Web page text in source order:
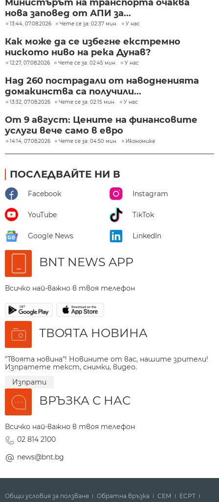
Министърът на транспорта очаква
нова заповед от АПИ за...
13:44, 07.08.2026 Чете се за: 02:37 мин. У нас
Как може да се избегне екстремно
ниското ниво на река Дунав?
12:27, 07.08.2026 Чете се за: 02:45 мин. У нас
Над 260 пострадали от наводненията
домакинства са получили...
13:32, 07.08.2026 Чете се за: 02:15 мин. У нас
От 9 август: Цените на финансовите
услуги вече само в евро
14:14, 07.08.2026 Чете се за: 04:50 мин. Икономика
ПОСЛЕДВАЙТЕ НИ В
Facebook Instagram
YouTube TikTok
Google News LinkedIn
BNT NEWS APP
Всичко най-важно в твоя телефон
ТВОЯТА НОВИНА
"Твоята новина"! Новините от вас, нашите зрители!
Изпратете текст, снимки, видео.
Изпрати
ВРЪЗКА С НАС
Всичко най-важно в твоя телефон
02 814 2100
news@bnt.bg
Общи условия за ползване Обратна връзка СЕМ ECPT